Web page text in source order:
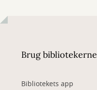
Brug bibliotekerne
Bibliotekets app